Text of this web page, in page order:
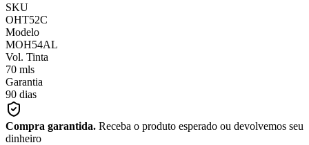
SKU
OHT52C
Modelo
MOH54AL
Vol. Tinta
70 mls
Garantia
90 dias
Compra garantida. Receba o produto esperado ou devolvemos seu
dinheiro